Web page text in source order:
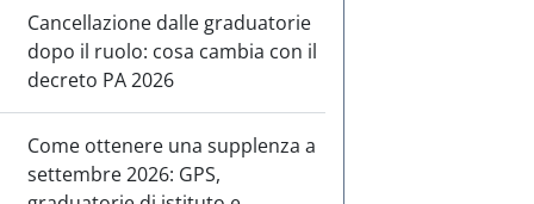
Cancellazione dalle graduatorie
dopo il ruolo: cosa cambia con il
decreto PA 2026
Come ottenere una supplenza a
settembre 2026: GPS,